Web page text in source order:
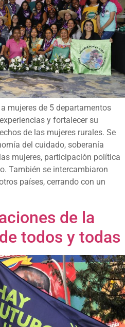
mujeres de 5 departamentos
y fortalecer su
de las mujeres rurales. Se
del cuidado, soberanía
mujeres, participación política
También se intercambiaron
países, cerrando con un
de la
todos y todas